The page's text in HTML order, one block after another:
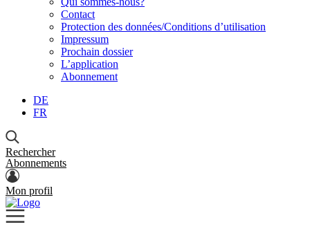
Contact
Protection des données/Conditions d’utilisation
Impressum
Prochain dossier
L’application
Abonnement
DE
FR
Rechercher
Abonnements
Mon profil